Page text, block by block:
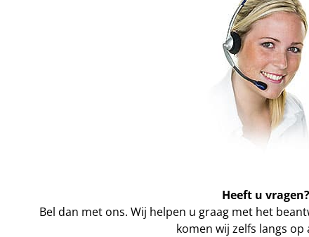
Heeft u vragen?
Bel dan met ons. Wij helpen u graag met het
komen wij zelfs langs op